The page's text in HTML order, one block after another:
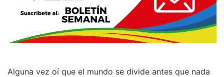
Alguna vez oí que el mundo se divide antes que nada